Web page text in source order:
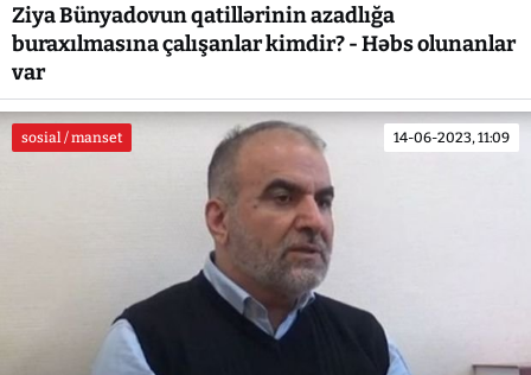
Ziya Bünyadovun qatillərinin azadlığa
buraxılmasına çalışanlar kimdir? - Həbs olunanlar
var
sosial / manset 14-06-2023, 11:09